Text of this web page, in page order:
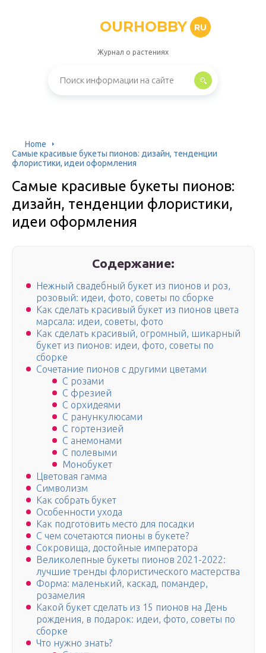
OURHOBBY RU
Журнал о растениях
Home
Самые красивые букеты пионов: дизайн, тенденции
флористики, идеи оформления
Самые красивые букеты пионов:
дизайн, тенденции флористики,
идеи оформления
Содержание:
Нежный свадебный букет из пионов и роз,
розовый: идеи, фото, советы по сборке
Как сделать красивый букет из пионов цвета
марсала: идеи, советы, фото
Как сделать красивый, огромный, шикарный
букет из пионов: идеи, фото, советы по
сборке
Сочетание пионов с другими цветами
С розами
С фрезией
С орхидеями
С ранункулюсами
С гортензией
С анемонами
С полевыми
Монобукет
Цветовая гамма
Символизм
Как собрать букет
Особенности ухода
Как подготовить место для посадки
С чем сочетаются пионы в букете?
Сокровища, достойные императора
Великолепные букеты пионов 2021-2022:
лучшие тренды флористического мастерства
Форма: маленький, каскад, помандер,
розамелия
Какой букет сделать из 15 пионов на День
рождения, в подарок: идеи, фото, советы по
сборке
Что нужно знать?